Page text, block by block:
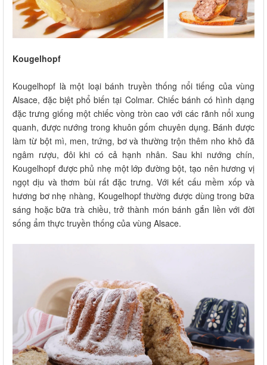
Kougelhopf
Kougelhopf là một loại bánh truyền thống nổi tiếng của vùng
Alsace, đặc biệt phổ biến tại Colmar. Chiếc bánh có hình dạng
đặc trưng giống một chiếc vòng tròn cao với các rãnh nổi xung
quanh, được nướng trong khuôn gốm chuyên dụng. Bánh được
làm từ bột mì, men, trứng, bơ và thường trộn thêm nho khô đã
ngâm rượu, đôi khi có cả hạnh nhân. Sau khi nướng chín,
Kougelhopf được phủ nhẹ một lớp đường bột, tạo nên hương vị
ngọt dịu và thơm bùi rất đặc trưng. Với kết cấu mềm xốp và
hương bơ nhẹ nhàng, Kougelhopf thường được dùng trong bữa
sáng hoặc bữa trà chiều, trở thành món bánh gắn liền với đời
sống ẩm thực truyền thống của vùng Alsace.